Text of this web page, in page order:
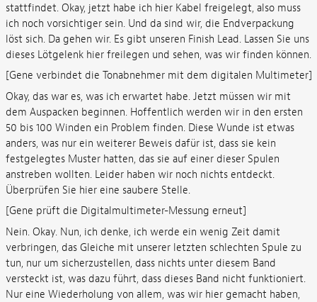
stattfindet. Okay, jetzt habe ich hier Kabel freigelegt, also muss
ich noch vorsichtiger sein. Und da sind wir, die Endverpackung
löst sich. Da gehen wir. Es gibt unseren Finish Lead. Lassen Sie uns
dieses Lötgelenk hier freilegen und sehen, was wir finden können.
[Gene verbindet die Tonabnehmer mit dem digitalen Multimeter]
Okay, das war es, was ich erwartet habe. Jetzt müssen wir mit
dem Auspacken beginnen. Hoffentlich werden wir in den ersten
50 bis 100 Winden ein Problem finden. Diese Wunde ist etwas
anders, was nur ein weiterer Beweis dafür ist, dass sie kein
festgelegtes Muster hatten, das sie auf einer dieser Spulen
anstreben wollten. Leider haben wir noch nichts entdeckt.
Überprüfen Sie hier eine saubere Stelle.
[Gene prüft die Digitalmultimeter-Messung erneut]
Nein. Okay. Nun, ich denke, ich werde ein wenig Zeit damit
verbringen, das Gleiche mit unserer letzten schlechten Spule zu
tun, nur um sicherzustellen, dass nichts unter diesem Band
versteckt ist, was dazu führt, dass dieses Band nicht funktioniert.
Nur eine Wiederholung von allem, was wir hier gemacht haben,